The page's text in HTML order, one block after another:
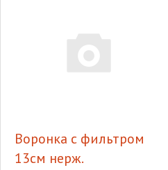
Воронка с фильтром
13см нерж.